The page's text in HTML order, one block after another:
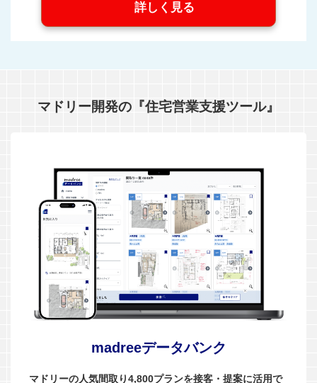
詳しく見る
マドリー開発の『住宅営業支援ツール』
madreeデータバンク
マドリーの人気間取り4,800プランを接客・提案に活用で